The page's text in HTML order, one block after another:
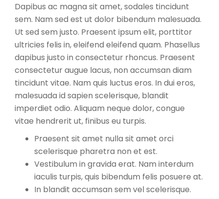
Dapibus ac magna sit amet, sodales tincidunt
sem. Nam sed est ut dolor bibendum malesuada.
Ut sed sem justo. Praesent ipsum elit, porttitor
ultricies felis in, eleifend eleifend quam. Phasellus
dapibus justo in consectetur rhoncus. Praesent
consectetur augue lacus, non accumsan diam
tincidunt vitae. Nam quis luctus eros. In dui eros,
malesuada id sapien scelerisque, blandit
imperdiet odio. Aliquam neque dolor, congue
vitae hendrerit ut, finibus eu turpis.
Praesent sit amet nulla sit amet orci
scelerisque pharetra non et est.
Vestibulum in gravida erat. Nam interdum
iaculis turpis, quis bibendum felis posuere at.
In blandit accumsan sem vel scelerisque.